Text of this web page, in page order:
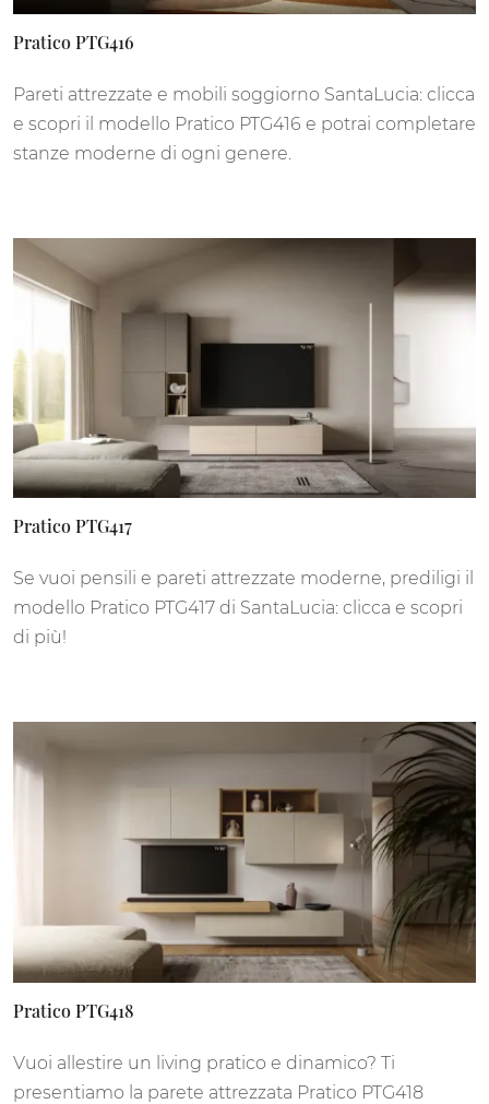
Pratico PTG416
Pareti attrezzate e mobili soggiorno SantaLucia: clicca
e scopri il modello Pratico PTG416 e potrai completare
stanze moderne di ogni genere.
Pratico PTG417
Se vuoi pensili e pareti attrezzate moderne, prediligi il
modello Pratico PTG417 di SantaLucia: clicca e scopri
di più!
Pratico PTG418
Vuoi allestire un living pratico e dinamico? Ti
presentiamo la parete attrezzata Pratico PTG418